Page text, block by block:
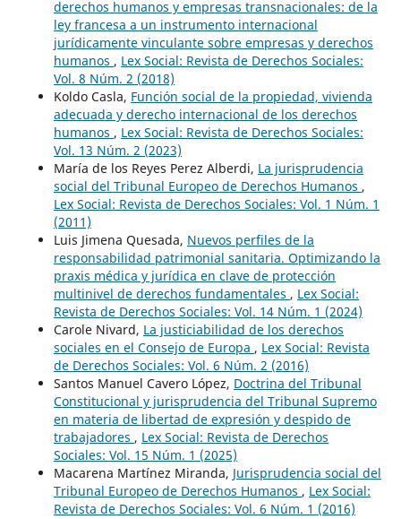
derechos humanos y empresas transnacionales: de la
ley francesa a un instrumento internacional
jurídicamente vinculante sobre empresas y derechos
humanos , Lex Social: Revista de Derechos Sociales:
Vol. 8 Núm. 2 (2018)
Koldo Casla, Función social de la propiedad, vivienda
adecuada y derecho internacional de los derechos
humanos , Lex Social: Revista de Derechos Sociales:
Vol. 13 Núm. 2 (2023)
María de los Reyes Perez Alberdi, La jurisprudencia
social del Tribunal Europeo de Derechos Humanos ,
Lex Social: Revista de Derechos Sociales: Vol. 1 Núm. 1
(2011)
Luis Jimena Quesada, Nuevos perfiles de la
responsabilidad patrimonial sanitaria. Optimizando la
praxis médica y jurídica en clave de protección
multinivel de derechos fundamentales , Lex Social:
Revista de Derechos Sociales: Vol. 14 Núm. 1 (2024)
Carole Nivard, La justiciabilidad de los derechos
sociales en el Consejo de Europa , Lex Social: Revista
de Derechos Sociales: Vol. 6 Núm. 2 (2016)
Santos Manuel Cavero López, Doctrina del Tribunal
Constitucional y jurisprudencia del Tribunal Supremo
en materia de libertad de expresión y despido de
trabajadores , Lex Social: Revista de Derechos
Sociales: Vol. 15 Núm. 1 (2025)
Macarena Martínez Miranda, Jurisprudencia social del
Tribunal Europeo de Derechos Humanos , Lex Social:
Revista de Derechos Sociales: Vol. 6 Núm. 1 (2016)